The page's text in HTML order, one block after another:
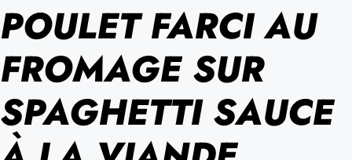
POULET FARCI AU
FROMAGE SUR
SPAGHETTI SAUCE